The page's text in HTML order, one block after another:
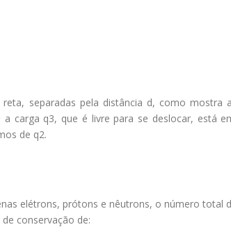
separadas pela distância d, como mostra
carga q3, que é livre para se deslocar, está
de q2.
elétrons, prótons e nêutrons, o número total
conservação de: